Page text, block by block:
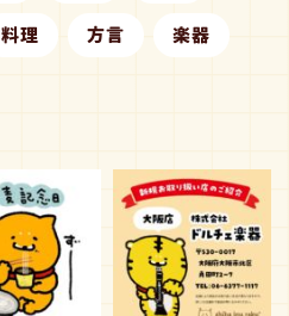
料理 方言 楽器